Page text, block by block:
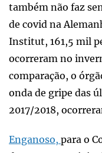
também não faz
de covid na
Institut, 161,5 mil
ocorreram no
comparação, o
onda de gripe das
2017/2018,
Enganoso, para o